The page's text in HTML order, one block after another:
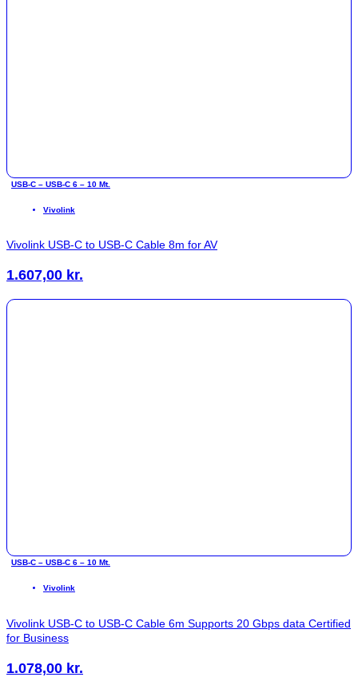
USB-C – USB-C 6 – 10 Mt.
Vivolink
Vivolink USB-C to USB-C Cable 8m for AV
1.607,00 kr.
USB-C – USB-C 6 – 10 Mt.
Vivolink
Vivolink USB-C to USB-C Cable 6m Supports 20 Gbps data Certified
for Business
1.078,00 kr.